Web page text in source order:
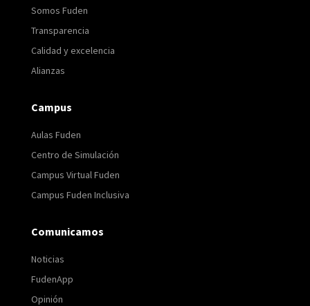
Somos Fuden
Transparencia
Calidad y excelencia
Alianzas
Campus
Aulas Fuden
Centro de Simulación
Campus Virtual Fuden
Campus Fuden Inclusiva
Comunicamos
Noticias
FudenApp
Opinión